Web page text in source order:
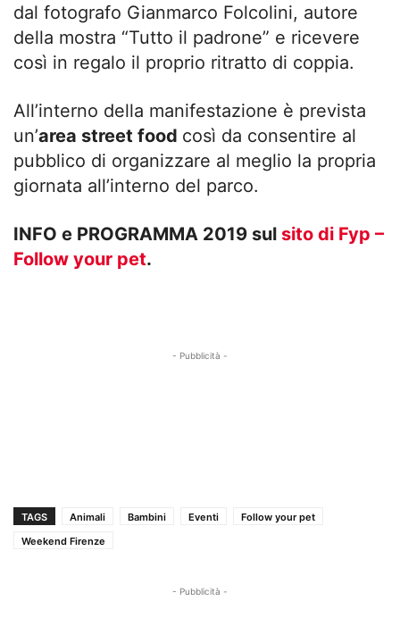
dal fotografo Gianmarco Folcolini, autore
della mostra “Tutto il padrone” e ricevere
così in regalo il proprio ritratto di coppia.
All’interno della manifestazione è prevista
un’area street food così da consentire al
pubblico di organizzare al meglio la propria
giornata all’interno del parco.
INFO e PROGRAMMA 2019 sul sito di Fyp –
Follow your pet.
- Pubblicità -
TAGS Animali Bambini Eventi
Follow your pet
Weekend Firenze
- Pubblicità -